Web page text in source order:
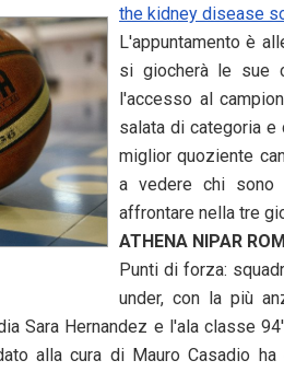
the kidney disease
L'appuntamento è
si giocherà le sue
l'accesso al
salata di categoria e
miglior quoziente
a vedere chi sono
affrontare nella tre
ATHENA NIPAR
Punti di forza:
under, con la più
Sara Hernandez e l'ala classe
alla cura di Mauro Casadio